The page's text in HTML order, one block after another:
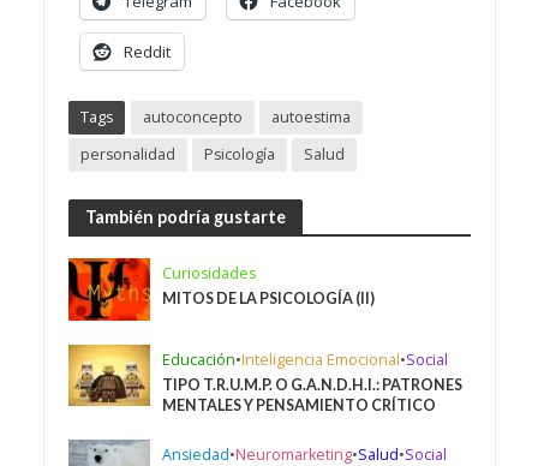
Reddit
Tags autoconcepto
autoestima
personalidad
Psicología Salud
También podría gustarte
Curiosidades
MITOS DE LA PSICOLOGÍA (II)
Educación•Inteligencia Emocional•Social
TIPO T.R.U.M.P. O G.A.N.D.H.I.: PATRONES
MENTALES Y PENSAMIENTO CRÍTICO
Ansiedad•Neuromarketing•Salud•Social